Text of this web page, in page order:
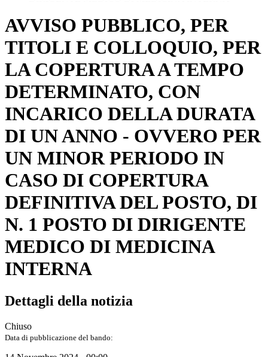
AVVISO PUBBLICO, PER
TITOLI E COLLOQUIO, PER
LA COPERTURA A TEMPO
DETERMINATO, CON
INCARICO DELLA DURATA
DI UN ANNO - OVVERO PER
UN MINOR PERIODO IN
CASO DI COPERTURA
DEFINITIVA DEL POSTO, DI
N. 1 POSTO DI DIRIGENTE
MEDICO DI MEDICINA
INTERNA
Dettagli della notizia
Chiuso
Data di pubblicazione del bando: